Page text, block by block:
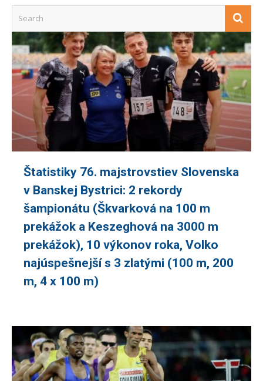
Štatistiky 76. majstrovstiev Slovenska
v Banskej Bystrici: 2 rekordy
šampionátu (Škvarková na 100 m
prekážok a Keszeghová na 3000 m
prekážok), 10 výkonov roka, Volko
najúspešnejší s 3 zlatými (100 m, 200
m, 4 x 100 m)